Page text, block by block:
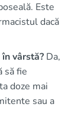
Este
dacă
vârstă? Da,
să fie
doze mai
sau a